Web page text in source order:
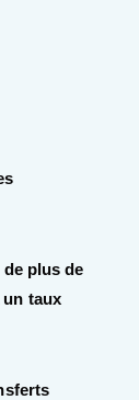
plus de
taux